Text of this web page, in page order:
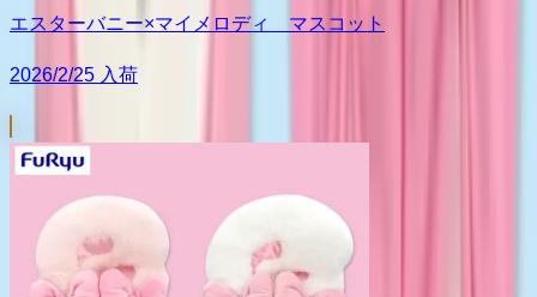
エスターバニー×マイメロディ マスコット
2026/2/25 入荷